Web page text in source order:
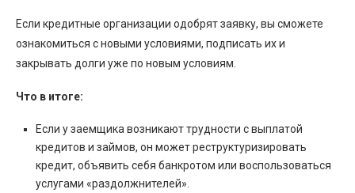
Если кредитные организации одобрят заявку, вы сможете
ознакомиться с новыми условиями, подписать их и
закрывать долги уже по новым условиям.
Что в итоге:
Если у заемщика возникают трудности с выплатой
кредитов и займов, он может реструктуризировать
кредит, объявить себя банкротом или воспользоваться
услугами «раздолжнителей».